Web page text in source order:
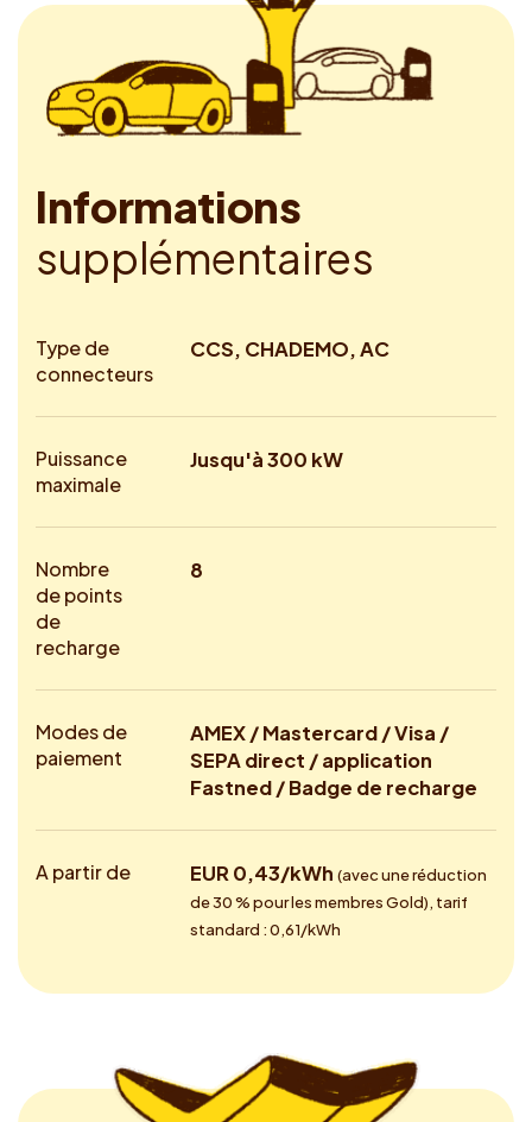
Informations
supplémentaires
Type de
connecteurs
CCS, CHADEMO, AC
Puissance
maximale
Jusqu'à 300 kW
Nombre
de points
de
recharge
8
Modes de
paiement
AMEX / Mastercard / Visa /
SEPA direct / application
Fastned / Badge de recharge
A partir de EUR 0,43/kWh (avec une réduction
de 30 % pour les membres Gold), tarif
standard : 0,61/kWh